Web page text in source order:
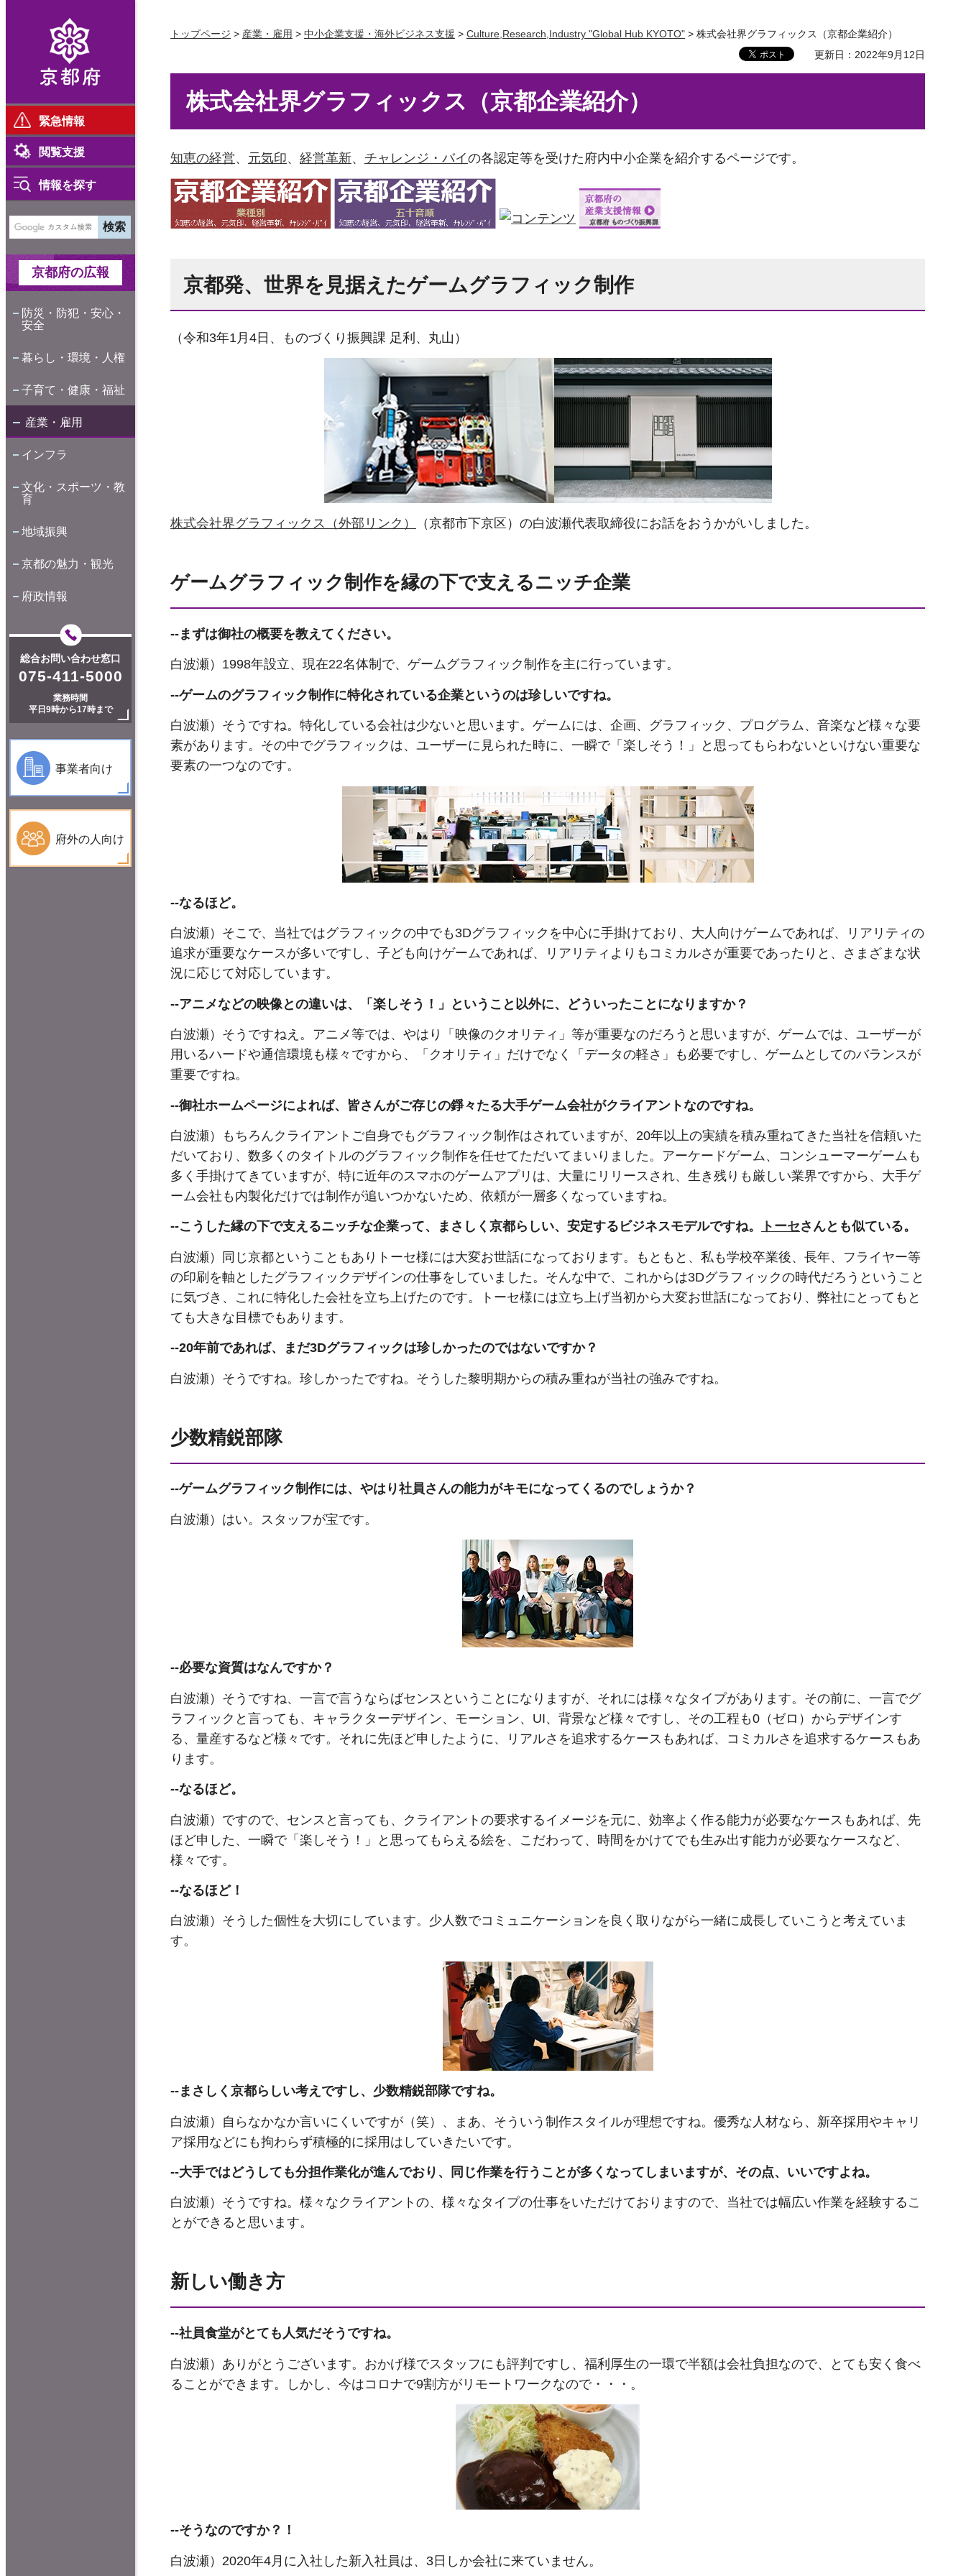
緊急情報
閲覧支援
情報を探す
京都府の広報
防災・防犯・安心・
安全
暮らし・環境・人権
子育て・健康・福祉
産業・雇用
インフラ
文化・スポーツ・教
育
地域振興
京都の魅力・観光
府政情報
総合お問い合わせ窓口
075-411-5000
業務時間
平日9時から17時まで
事業者向け
府外の人向け
トップページ > 産業・雇用 > 中小企業支援・海外ビジネス支援 > Culture,Research,Industry "Global Hub KYOTO" > 株式会社界グラフィックス（京都企業紹介）
更新日：2022年9月12日
株式会社界グラフィックス（京都企業紹介）
知恵の経営、 元気印、 経営革新、 チャレンジ・バイの各認定等を受けた府内中小企業を紹介するページです。
京都発、世界を見据えたゲームグラフィック制作
（令和3年1月4日、ものづくり振興課 足利、丸山）
株式会社界グラフィックス（外部リンク） （京都市下京区）の白波瀬代表取締役にお話をおうかがいしました。
ゲームグラフィック制作を縁の下で支えるニッチ企業
--まずは御社の概要を教えてください。
白波瀬）1998年設立、現在22名体制で、ゲームグラフィック制作を主に行っています。
--ゲームのグラフィック制作に特化されている企業というのは珍しいですね。
白波瀬）そうですね。特化している会社は少ないと思います。ゲームには、企画、グラフィック、プログラム、音楽など様々な要
素があります。その中でグラフィックは、ユーザーに見られた時に、一瞬で「楽しそう！」と思ってもらわないといけない重要な
要素の一つなのです。
--なるほど。
白波瀬）そこで、当社ではグラフィックの中でも3Dグラフィックを中心に手掛けており、大人向けゲームであれば、リアリティの
追求が重要なケースが多いですし、子ども向けゲームであれば、リアリティよりもコミカルさが重要であったりと、さまざまな状
況に応じて対応しています。
--アニメなどの映像との違いは、「楽しそう！」ということ以外に、どういったことになりますか？
白波瀬）そうですねえ。アニメ等では、やはり「映像のクオリティ」等が重要なのだろうと思いますが、ゲームでは、ユーザーが
用いるハードや通信環境も様々ですから、「クオリティ」だけでなく「データの軽さ」も必要ですし、ゲームとしてのバランスが
重要ですね。
--御社ホームページによれば、皆さんがご存じの錚々たる大手ゲーム会社がクライアントなのですね。
白波瀬）もちろんクライアントご自身でもグラフィック制作はされていますが、20年以上の実績を積み重ねてきた当社を信頼いた
だいており、数多くのタイトルのグラフィック制作を任せてただいてまいりました。アーケードゲーム、コンシューマーゲームも
多く手掛けてきていますが、特に近年のスマホのゲームアプリは、大量にリリースされ、生き残りも厳しい業界ですから、大手ゲ
ーム会社も内製化だけでは制作が追いつかないため、依頼が一層多くなっていますね。
--こうした縁の下で支えるニッチな企業って、まさしく京都らしい、安定するビジネスモデルですね。 トーセさんとも似ている。
白波瀬）同じ京都ということもありトーセ様には大変お世話になっております。もともと、私も学校卒業後、長年、フライヤー等
の印刷を軸としたグラフィックデザインの仕事をしていました。そんな中で、これからは3Dグラフィックの時代だろうということ
に気づき、これに特化した会社を立ち上げたのです。トーセ様には立ち上げ当初から大変お世話になっており、弊社にとってもと
ても大きな目標でもあります。
--20年前であれば、まだ3Dグラフィックは珍しかったのではないですか？
白波瀬）そうですね。珍しかったですね。そうした黎明期からの積み重ねが当社の強みですね。
少数精鋭部隊
--ゲームグラフィック制作には、やはり社員さんの能力がキモになってくるのでしょうか？
白波瀬）はい。スタッフが宝です。
--必要な資質はなんですか？
白波瀬）そうですね、一言で言うならばセンスということになりますが、それには様々なタイプがあります。その前に、一言でグ
ラフィックと言っても、キャラクターデザイン、モーション、UI、背景など様々ですし、その工程も0（ゼロ）からデザインす
る、量産するなど様々です。それに先ほど申したように、リアルさを追求するケースもあれば、コミカルさを追求するケースもあ
ります。
--なるほど。
白波瀬）ですので、センスと言っても、クライアントの要求するイメージを元に、効率よく作る能力が必要なケースもあれば、先
ほど申した、一瞬で「楽しそう！」と思ってもらえる絵を、こだわって、時間をかけてでも生み出す能力が必要なケースなど、
様々です。
--なるほど！
白波瀬）そうした個性を大切にしています。少人数でコミュニケーションを良く取りながら一緒に成長していこうと考えていま
す。
--まさしく京都らしい考えですし、少数精鋭部隊ですね。
白波瀬）自らなかなか言いにくいですが（笑）、まあ、そういう制作スタイルが理想ですね。優秀な人材なら、新卒採用やキャリ
ア採用などにも拘わらず積極的に採用はしていきたいです。
--大手ではどうしても分担作業化が進んでおり、同じ作業を行うことが多くなってしまいますが、その点、いいですよね。
白波瀬）そうですね。様々なクライアントの、様々なタイプの仕事をいただけておりますので、当社では幅広い作業を経験するこ
とができると思います。
新しい働き方
--社員食堂がとても人気だそうですね。
白波瀬）ありがとうございます。おかげ様でスタッフにも評判ですし、福利厚生の一環で半額は会社負担なので、とても安く食べ
ることができます。しかし、今はコロナで9割方がリモートワークなので・・・。
--そうなのですか？！
白波瀬）2020年4月に入社した新入社員は、3日しか会社に来ていません。